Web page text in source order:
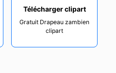
Télécharger clipart
Gratuit Drapeau zambien
clipart